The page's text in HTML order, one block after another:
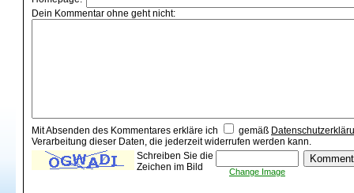
Dein Kommentar ohne geht nicht:
Mit Absenden des Kommentares erkläre ich gemäß
Verarbeitung dieser Daten, die jederzeit widerrufen werden kann.
Schreiben Sie die
Zeichen im Bild
Change Image